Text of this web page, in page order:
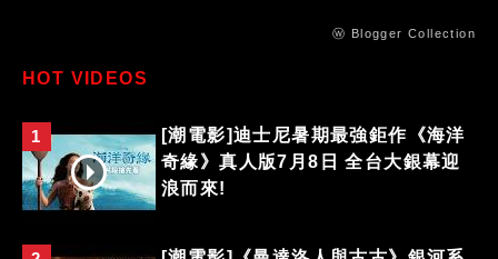
ⓦ Blogger Collection
HOT VIDEOS
1
[潮電影]迪士尼暑期最強鉅作《海洋
奇緣》真人版7月8日 全台大銀幕迎
浪而來!